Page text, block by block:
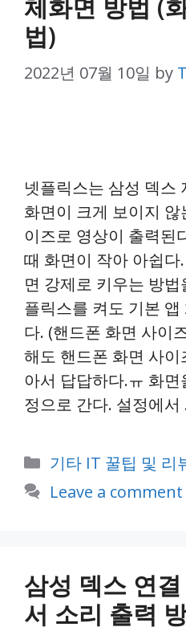
법)
2022년 07월 10일 by
넷플릭스는 삼성 덱스
화면이 크게 보이지
이즈로 영상이 출력된
때 화면이 작아 아쉽
면 강제로 키우는 방
플릭스를 켜도 기본
다. (핸드폰 화면 사이
해도 핸드폰 화면 사
아서 답답하다.ㅠ 화
정으로 간다. 설정에
Categories
기타 IT 꿀팁 및 리
Leave a comment
삼성 덱스 연
서 소리 출력